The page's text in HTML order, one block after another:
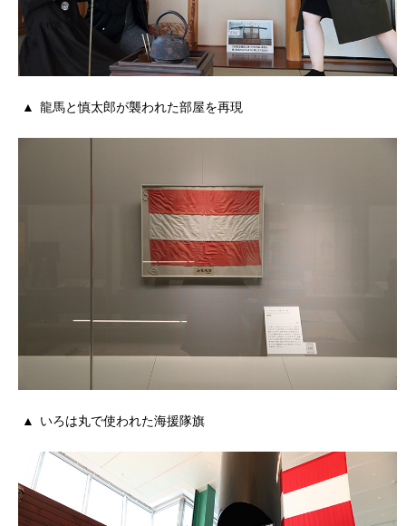
龍馬と慎太郎が襲われた部屋を再現
いろは丸で使われた海援隊旗